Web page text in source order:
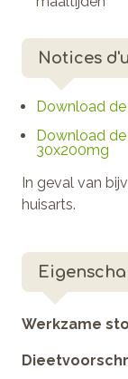
Notices
Download
Download
30x200mg
In geval van
huisarts.
Werkzame